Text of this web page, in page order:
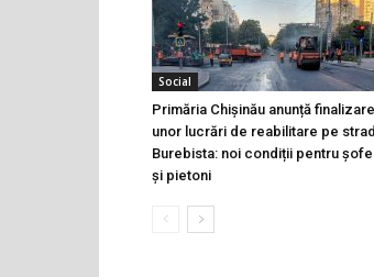
Social
Primăria Chișinău anunță
unor lucrări de reabilitare pe
Burebista: noi condiții pentru
și pietoni